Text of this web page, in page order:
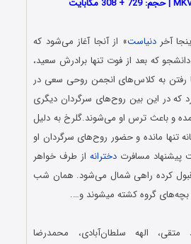
آخردنیاست» از آنجا آغاز می‌شود که
22 ساله و دانشجو که بعد از فوت تنها برادرش سعید،
با رفتن به کلاس‌‌های انجمن روحی سعی در
که در این بین روح‌‌های سرگردان دیگری
و باعث ترس او می‌‌شوند.گلرخ به دلیل
تنها مانده و حضور روح‌های سرگردان او
پیشنهاد مسافرت دخترانهاز طرف خواهر
قبول کرده راهی شمال می‌‌شود. همان شب
گروه کشته میشوند و….
متقی، الهه سلطان‌آبادی، محمدرضا